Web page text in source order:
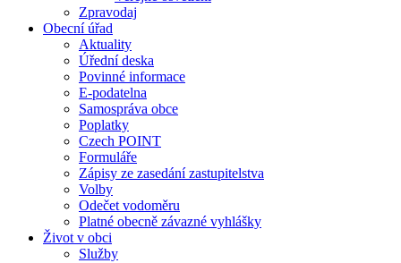
Zpravodaj
Obecní úřad
Aktuality
Úřední deska
Povinné informace
E-podatelna
Samospráva obce
Poplatky
Czech POINT
Formuláře
Zápisy ze zasedání zastupitelstva
Volby
Odečet vodoměru
Platné obecně závazné vyhlášky
Život v obci
Služby